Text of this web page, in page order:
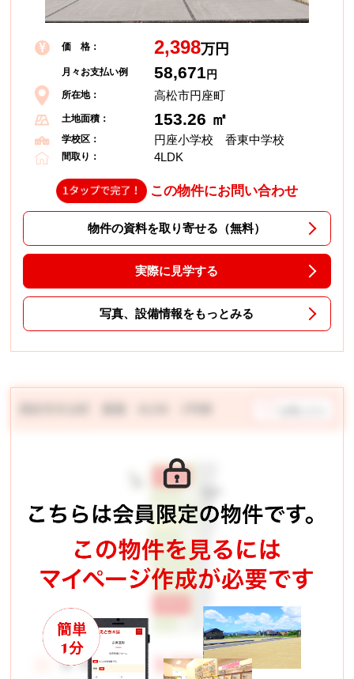
価 格： 2,398万円
月々お支払い例 58,671円
所在地： 高松市円座町
土地面積： 153.26 ㎡
学校区： 円座小学校 香東中学校
間取り： 4LDK
この物件にお問い合わせ
物件の資料を取り寄せる（無料）
実際に見学する
写真、設備情報をもっとみる
価 格： 3,570万円